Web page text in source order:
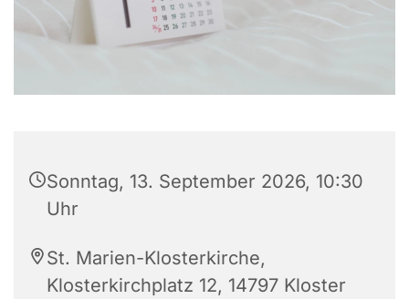
Sonntag, 13. September 2026, 10:30
Uhr
St. Marien-Klosterkirche,
Klosterkirchplatz 12, 14797 Kloster